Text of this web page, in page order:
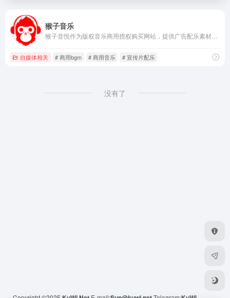
猴子音乐
自媒体相关 # 商用bgm # 商用音乐 # 宣传片配乐
没有了